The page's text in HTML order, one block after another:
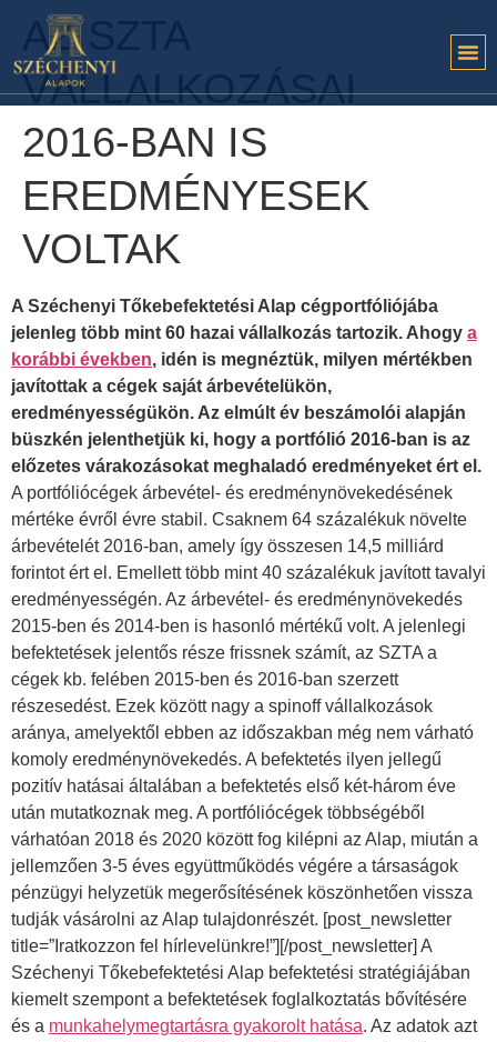
AZ SZTA
VÁLLALKOZÁSAI
2016-BAN IS
EREDMÉNYESEK
VOLTAK
A Széchenyi Tőkebefektetési Alap cégportfóliójába
jelenleg több mint 60 hazai vállalkozás tartozik. Ahogy a
korábbi években, idén is megnéztük, milyen mértékben
javítottak a cégek saját árbevételükön,
eredményességükön. Az elmúlt év beszámolói alapján
büszkén jelenthetjük ki, hogy a portfólió 2016-ban is az
előzetes várakozásokat meghaladó eredményeket ért el.
A portfóliócégek árbevétel- és eredménynövekedésének
mértéke évről évre stabil. Csaknem 64 százalékuk növelte
árbevételét 2016-ban, amely így összesen 14,5 milliárd
forintot ért el. Emellett több mint 40 százalékuk javított tavalyi
eredményességén. Az árbevétel- és eredménynövekedés
2015-ben és 2014-ben is hasonló mértékű volt. A jelenlegi
befektetések jelentős része frissnek számít, az SZTA a
cégek kb. felében 2015-ben és 2016-ban szerzett
részesedést. Ezek között nagy a spinoff vállalkozások
aránya, amelyektől ebben az időszakban még nem várható
komoly eredménynövekedés. A befektetés ilyen jellegű
pozitív hatásai általában a befektetés első két-három éve
után mutatkoznak meg. A portfóliócégek többségéből
várhatóan 2018 és 2020 között fog kilépni az Alap, miután a
jellemzően 3-5 éves együttműködés végére a társaságok
pénzügyi helyzetük megerősítésének köszönhetően vissza
tudják vásárolni az Alap tulajdonrészét. [post_newsletter
title=”Iratkozzon fel hírlevelünkre!”][/post_newsletter] A
Széchenyi Tőkebefektetési Alap befektetési stratégiájában
kiemelt szempont a befektetések foglalkoztatás bővítésére
és a munkahelymegtartásra gyakorolt hatása. Az adatok azt